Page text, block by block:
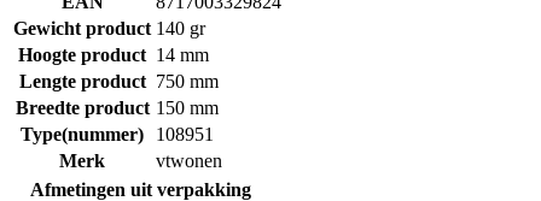
Gewicht product 140 gr
Hoogte product 14 mm
Lengte product 750 mm
Breedte product 150 mm
Type(nummer)
108951
Merk
vtwonen
Afmetingen uit verpakking